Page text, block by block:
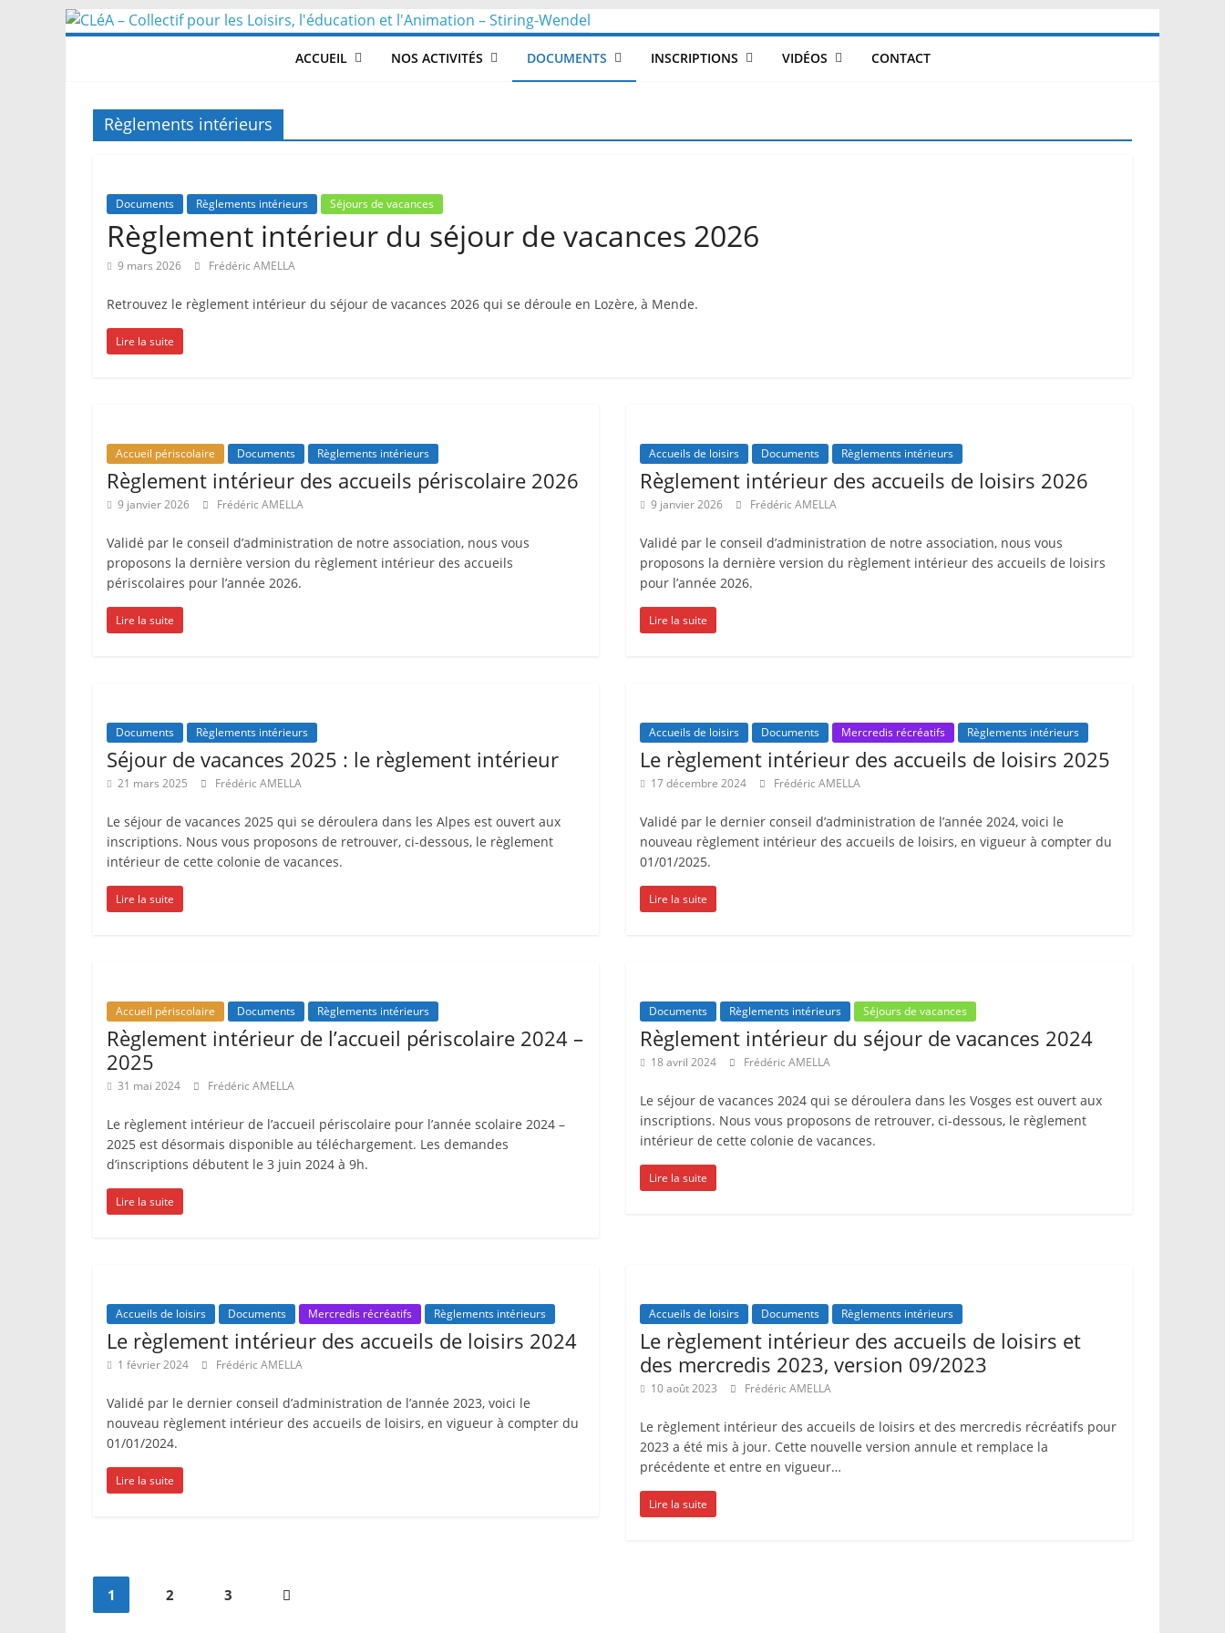
Skip
to
CLéA
Collectif
les
Loisirs,
l'Animation
–
Stiring-
s
i
e
t
i
o
à
p
ACCUEIL NOS ACTIVITÉS DOCUMENTS INSCRIPTIONS VIDÉOS CONTACT
Règlements intérieurs
Documents Règlements intérieurs Séjours de vacances
Règlement intérieur du séjour de vacances 2026
9 mars 2026 Frédéric AMELLA
Retrouvez le règlement intérieur du séjour de vacances 2026 qui se déroule en Lozère, à Mende.
Lire la suite
Accueil périscolaire Documents Règlements intérieurs
Règlement intérieur des accueils périscolaire 2026
9 janvier 2026 Frédéric AMELLA
Validé par le conseil d’administration de notre association, nous vous
proposons la dernière version du règlement intérieur des accueils
périscolaires pour l’année 2026.
Lire la suite
Accueils de loisirs Documents Règlements intérieurs
Règlement intérieur des accueils de loisirs 2026
9 janvier 2026 Frédéric AMELLA
Validé par le conseil d’administration de notre association, nous vous
proposons la dernière version du règlement intérieur des accueils de loisirs
pour l’année 2026.
Lire la suite
Documents Règlements intérieurs
Séjour de vacances 2025 : le règlement intérieur
21 mars 2025 Frédéric AMELLA
Le séjour de vacances 2025 qui se déroulera dans les Alpes est ouvert aux
inscriptions. Nous vous proposons de retrouver, ci-dessous, le règlement
intérieur de cette colonie de vacances.
Lire la suite
Accueils de loisirs Documents Mercredis récréatifs Règlements intérieurs
Le règlement intérieur des accueils de loisirs 2025
17 décembre 2024 Frédéric AMELLA
Validé par le dernier conseil d’administration de l’année 2024, voici le
nouveau règlement intérieur des accueils de loisirs, en vigueur à compter du
01/01/2025.
Lire la suite
Accueil périscolaire Documents Règlements intérieurs
Règlement intérieur de l’accueil périscolaire 2024 –
2025
31 mai 2024 Frédéric AMELLA
Le règlement intérieur de l’accueil périscolaire pour l’année scolaire 2024 –
2025 est désormais disponible au téléchargement. Les demandes
d’inscriptions débutent le 3 juin 2024 à 9h.
Lire la suite
Documents Règlements intérieurs Séjours de vacances
Règlement intérieur du séjour de vacances 2024
18 avril 2024 Frédéric AMELLA
Le séjour de vacances 2024 qui se déroulera dans les Vosges est ouvert aux
inscriptions. Nous vous proposons de retrouver, ci-dessous, le règlement
intérieur de cette colonie de vacances.
Lire la suite
Accueils de loisirs Documents Mercredis récréatifs Règlements intérieurs
Le règlement intérieur des accueils de loisirs 2024
1 février 2024 Frédéric AMELLA
Validé par le dernier conseil d’administration de l’année 2023, voici le
nouveau règlement intérieur des accueils de loisirs, en vigueur à compter du
01/01/2024.
Lire la suite
Accueils de loisirs Documents Règlements intérieurs
Le règlement intérieur des accueils de loisirs et
des mercredis 2023, version 09/2023
10 août 2023 Frédéric AMELLA
Le règlement intérieur des accueils de loisirs et des mercredis récréatifs pour
2023 a été mis à jour. Cette nouvelle version annule et remplace la
précédente et entre en vigueur…
Lire la suite
Pagination
des
1 2 3